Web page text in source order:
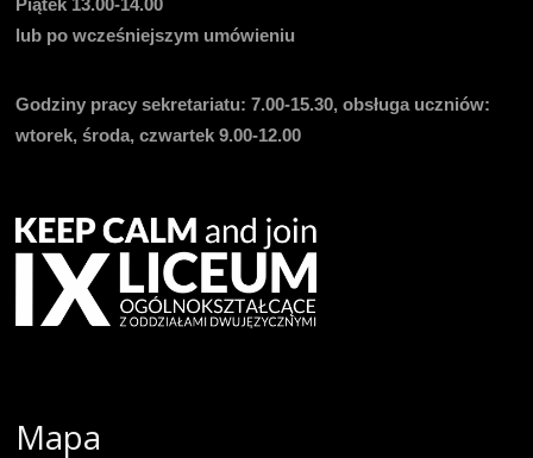
Piątek 13.00-14.00
lub po wcześniejszym umówieniu
Godziny pracy sekretariatu: 7.00-15.30, obsługa uczniów:
wtorek, środa, czwartek 9.00-12.00
Mapa